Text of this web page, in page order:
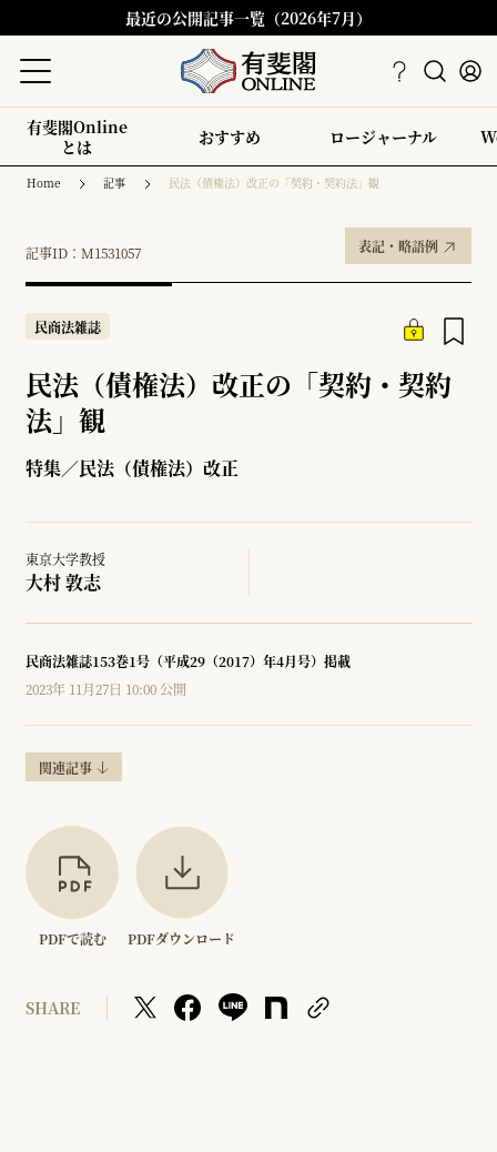
最近の公開記事一覧（2026年7月）
有斐閣Online
とは
おすすめ ロージャーナル
Home 記事 民法（債権法）改正の「契約・契約法」観
記事ID：M1531057 表記・略語例
民商法雑誌
民法（債権法）改正の「契約・契約
法」観
特集／民法（債権法）改正
東京大学教授
大村 敦志
民商法雑誌153巻1号（平成29（2017）年4月号）掲載
2023年 11月27日 10:00 公開
関連記事
PDFで読む PDFダウンロード
SHARE